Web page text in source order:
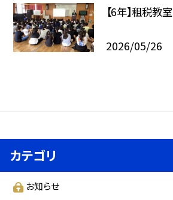
【6年】租税教室
2026/05/26
カテゴリ
お知らせ